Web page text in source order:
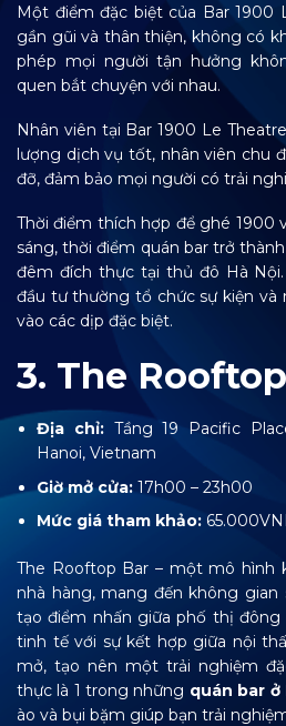
Một điểm đặc biệt của Bar 1900
gần gũi và thân thiện, không có
phép mọi người tận hưởng
quen bắt chuyện với nhau.
Nhân viên tại Bar 1900 Le
lượng dịch vụ tốt, nhân viên chu
đỡ, đảm bảo mọi người có trải
Thời điểm thích hợp để ghé 1900
sáng, thời điểm quán bar trở
đêm đích thực tại thủ đô Hà
đầu tư thường tổ chức sự kiện và
vào các dịp đặc biệt.
3. The Rooftop
Địa chỉ: Tầng 19 Pacific
Hanoi, Vietnam
Giờ mở cửa:17h00 – 23h00
Mức giá tham khảo:
The Rooftop Bar – một mô hình
nhà hàng, mang đến không
tạo điểm nhấn giữa phố thị đông
tinh tế với sự kết hợp giữa nội
mở, tạo nên một trải nghiệm
thực là 1 trong những quán bar ở
ào và bụi bặm giúp bạn trải